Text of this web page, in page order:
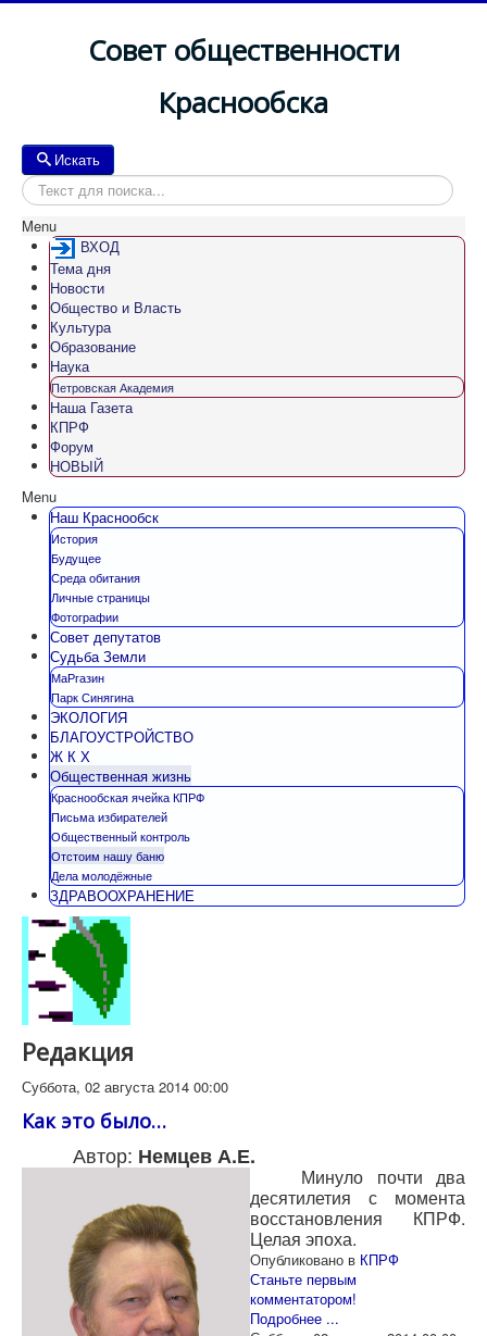
Совет общественности
Краснообска
Искать
Menu
ВХОД
Тема дня
Новости
Общество и Власть
Культура
Образование
Наука
Петровская Академия
Наша Газета
КПРФ
Форум
НОВЫЙ
Menu
Наш Краснообск
История
Будущее
Среда обитания
Личные страницы
Фотографии
Совет депутатов
Судьба Земли
МаРгазин
Парк Синягина
ЭКОЛОГИЯ
БЛАГОУСТРОЙСТВО
Ж К Х
Общественная жизнь
Краснообская ячейка КПРФ
Письма избирателей
Общественный контроль
Отстоим нашу баню
Дела молодёжные
ЗДРАВООХРАНЕНИЕ
Редакция
Суббота, 02 августа 2014 00:00
Как это было…
Автор: Немцев А.Е.
Минуло почти два
десятилетия с момента
восстановления КПРФ.
Целая эпоха.
Опубликовано в КПРФ
Станьте первым
комментатором!
Подробнее ...